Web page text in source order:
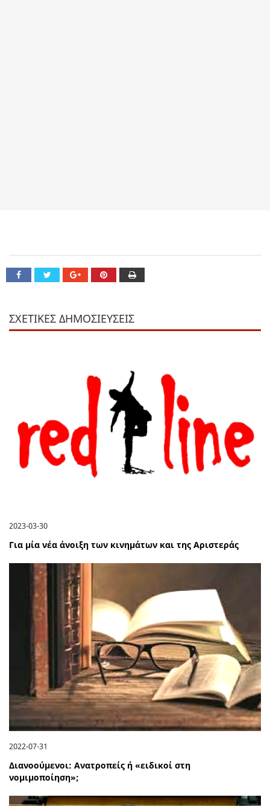
ΣΧΕΤΙΚΕΣ ΔΗΜΟΣΙΕΥΣΕΙΣ
2023-03-30
Για μία νέα άνοιξη των κινημάτων και της Αριστεράς
2022-07-31
Διανοούμενοι: Ανατροπείς ή «ειδικοί στη
νομιμοποίηση»;